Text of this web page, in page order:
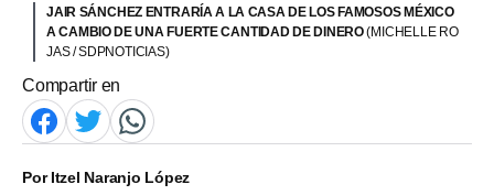
JAIR SÁNCHEZ ENTRARÍA A LA CASA DE LOS FAMOSOS MÉXICO
A CAMBIO DE UNA FUERTE CANTIDAD DE DINERO(MICHELLE RO
JAS / SDPNOTICIAS)
Compartir en
PorItzel Naranjo López